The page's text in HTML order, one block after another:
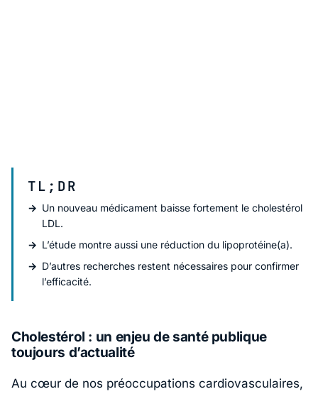
TL;DR
Un nouveau médicament baisse fortement le cholestérol
LDL.
L’étude montre aussi une réduction du lipoprotéine(a).
D’autres recherches restent nécessaires pour confirmer
l’efficacité.
Cholestérol : un enjeu de santé publique
toujours d’actualité
Au cœur de nos préoccupations cardiovasculaires,